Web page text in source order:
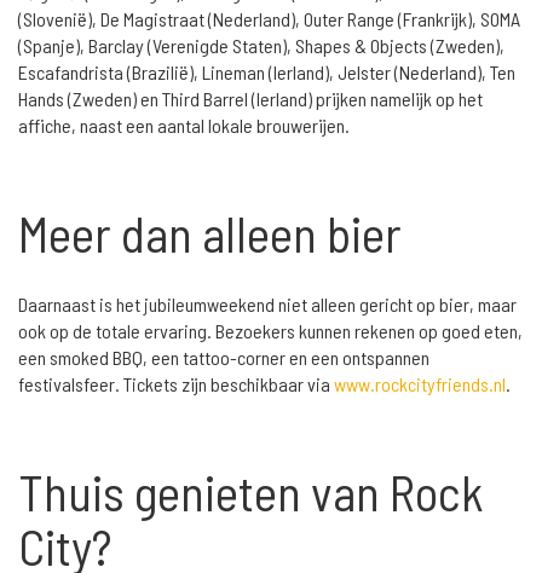
(Slovenië), De Magistraat (Nederland), Outer Range (Frankrijk), SOMA
(Spanje), Barclay (Verenigde Staten), Shapes & Objects (Zweden),
Escafandrista (Brazilië), Lineman (Ierland), Jelster (Nederland), Ten
Hands (Zweden) en Third Barrel (Ierland) prijken namelijk op het
affiche, naast een aantal lokale brouwerijen.
Meer dan alleen bier
Daarnaast is het jubileumweekend niet alleen gericht op bier, maar
ook op de totale ervaring. Bezoekers kunnen rekenen op goed eten,
een smoked BBQ, een tattoo-corner en een ontspannen
festivalsfeer. Tickets zijn beschikbaar via www.rockcityfriends.nl.
Thuis genieten van Rock
City?